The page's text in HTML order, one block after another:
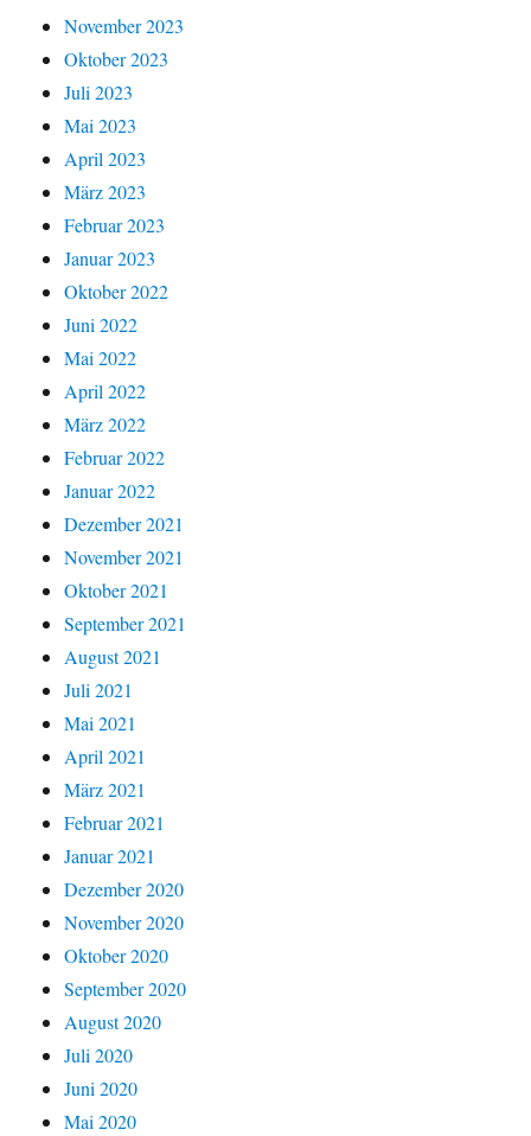
November 2023
Oktober 2023
Juli 2023
Mai 2023
April 2023
März 2023
Februar 2023
Januar 2023
Oktober 2022
Juni 2022
Mai 2022
April 2022
März 2022
Februar 2022
Januar 2022
Dezember 2021
November 2021
Oktober 2021
September 2021
August 2021
Juli 2021
Mai 2021
April 2021
März 2021
Februar 2021
Januar 2021
Dezember 2020
November 2020
Oktober 2020
September 2020
August 2020
Juli 2020
Juni 2020
Mai 2020